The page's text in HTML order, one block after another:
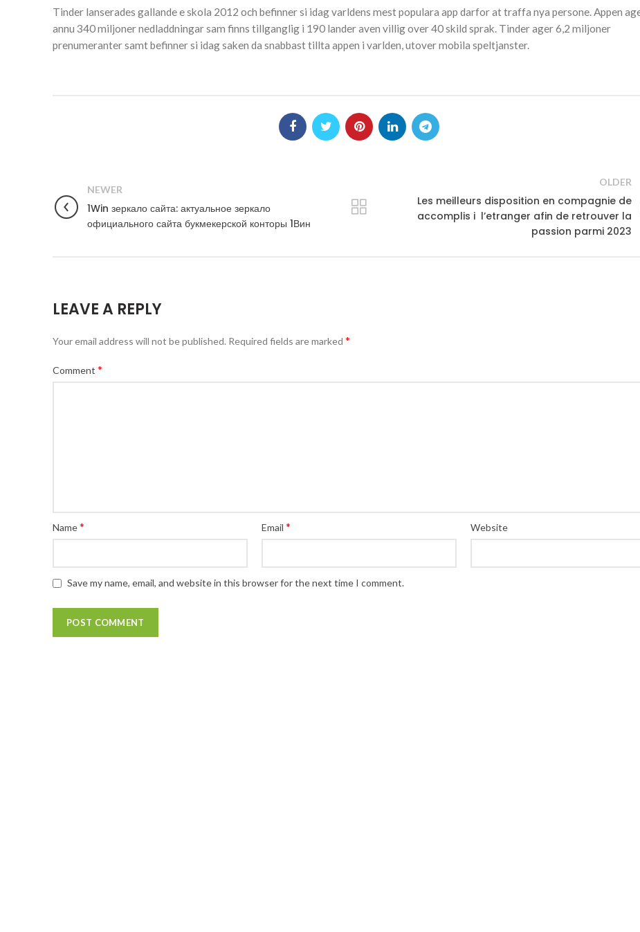
Tinder lanserades gallande e skola 2012 och befinner si idag varldens mest populara app darfor at traffa nya persone. Appen
annu 340 miljoner nedladdningar sam finns tillganglig i 190 lander aven villig over 40 skild sprak. Tinder ager 6,2 miljoner
prenumeranter samt befinner si idag saken da snabbast tillta appen i varlden, utover mobila speltjanster.
NEWER
1Win зеркало сайта: актуальное зеркало
официального сайта букмекерской конторы 1Вин
OLDER
Les meilleurs disposition en compagnie de
accomplis i l’etranger afin de retrouver la
passion parmi 2023
LEAVE A REPLY
Your email address will not be published. Required fields are marked *
Comment *
Name* Email* Website
Save my name, email, and website in this browser for the next time I comment.